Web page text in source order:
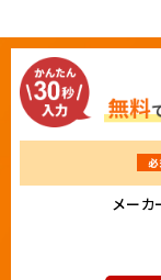
必
メーカ